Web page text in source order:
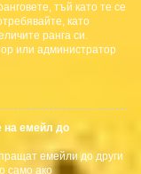
тъй като те се
като
ранга си.
или администратор
на емейл до
емейли до други
само ако